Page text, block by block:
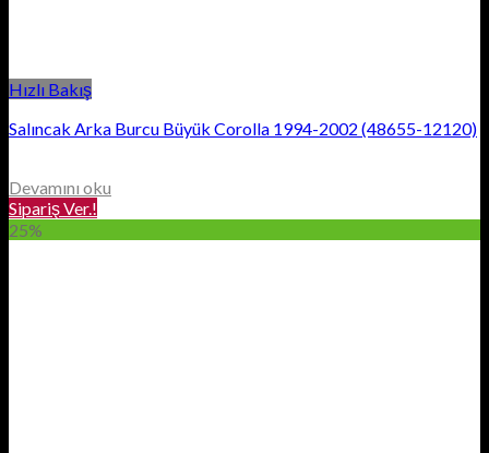
Hızlı Bakış
Salıncak Arka Burcu Büyük Corolla 1994-2002 (48655-12120)
Devamını oku
Sipariş Ver.!
25%